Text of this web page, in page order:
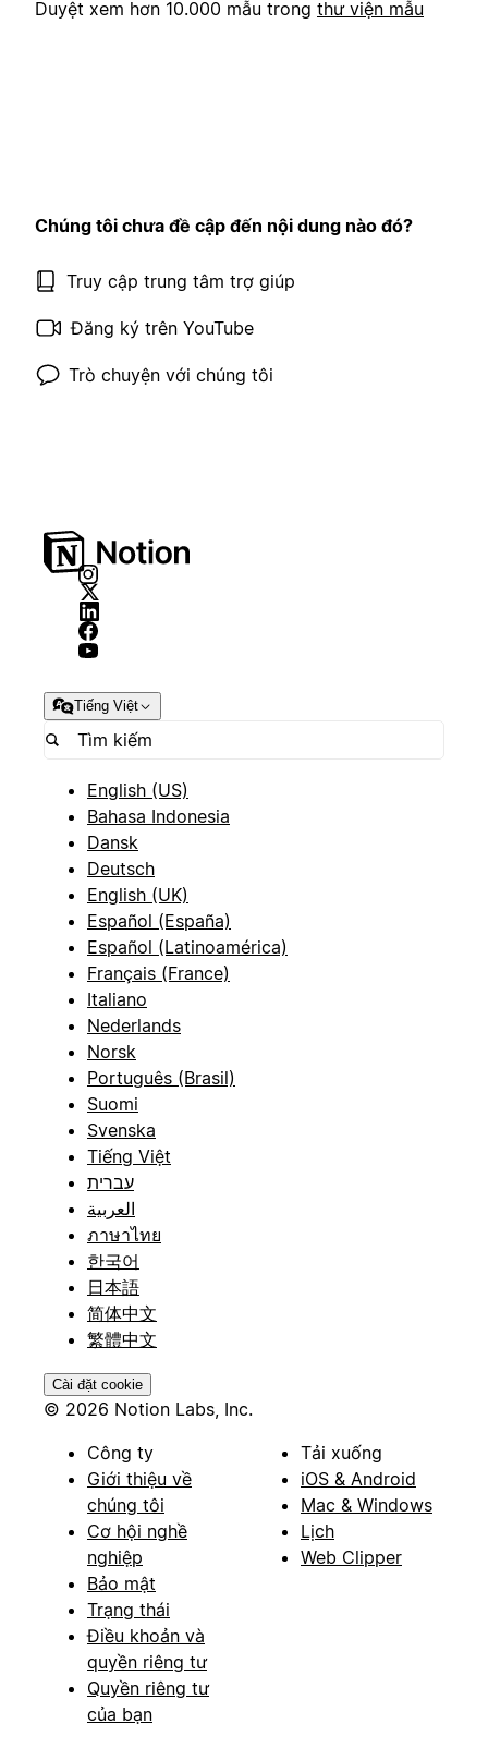
Duyệt xem hơn 10.000 mẫu trong thư viện mẫu
Chúng tôi chưa đề cập đến nội dung nào đó?
Truy cập trung tâm trợ giúp
Đăng ký trên YouTube
Trò chuyện với chúng tôi
Tiếng Việt
English (US)
Bahasa Indonesia
Dansk
Deutsch
English (UK)
Español (España)
Español (Latinoamérica)
Français (France)
Italiano
Nederlands
Norsk
Português (Brasil)
Suomi
Svenska
Tiếng Việt
עברית
العربية
ภาษาไทย
한국어
日本語
简体中文
繁體中文
Cài đặt cookie
© 2026 Notion Labs, Inc.
Công ty
Giới thiệu về
chúng tôi
Cơ hội nghề
nghiệp
Bảo mật
Trạng thái
Điều khoản và
quyền riêng tư
Quyền riêng tư
của bạn
Tải xuống
iOS & Android
Mac & Windows
Lịch
Web Clipper